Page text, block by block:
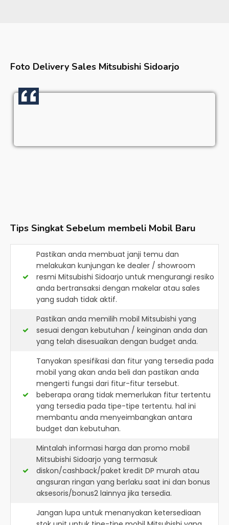
Foto Delivery Sales Mitsubishi Sidoarjo
Tips Singkat Sebelum membeli Mobil Baru
Pastikan anda membuat janji temu dan
melakukan kunjungan ke dealer / showroom
resmi Mitsubishi Sidoarjo untuk mengurangi resiko
anda bertransaksi dengan makelar atau sales
yang sudah tidak aktif.
Pastikan anda memilih mobil Mitsubishi yang
sesuai dengan kebutuhan / keinginan anda dan
yang telah disesuaikan dengan budget anda.
Tanyakan spesifikasi dan fitur yang tersedia pada
mobil yang akan anda beli dan pastikan anda
mengerti fungsi dari fitur-fitur tersebut.
beberapa orang tidak memerlukan fitur tertentu
yang tersedia pada tipe-tipe tertentu. hal ini
membantu anda menyeimbangkan antara
budget dan kebutuhan.
Mintalah informasi harga dan promo mobil
Mitsubishi Sidoarjo yang termasuk
diskon/cashback/paket kredit DP murah atau
angsuran ringan yang berlaku saat ini dan bonus
aksesoris/bonus2 lainnya jika tersedia.
Jangan lupa untuk menanyakan ketersediaan